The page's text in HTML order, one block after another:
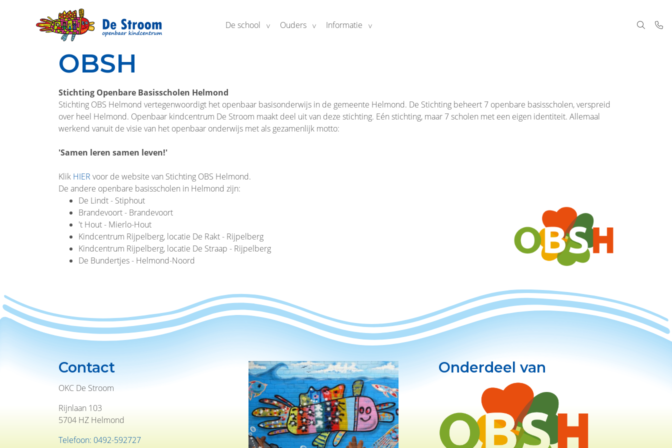
De school Ouders Informatie
OBSH
Stichting Openbare Basisscholen Helmond
Stichting OBS Helmond vertegenwoordigt het openbaar basisonderwijs in de gemeente Helmond. De Stichting beheert 7 openbare basisscholen, verspreid
over heel Helmond. Openbaar kindcentrum De Stroom maakt deel uit van deze stichting. Eén stichting, maar 7 scholen met een eigen identiteit. Allemaal
werkend vanuit de visie van het openbaar onderwijs met als gezamenlijk motto:
'Samen leren samen leven!'
Klik HIER voor de website van Stichting OBS Helmond.
De andere openbare basisscholen in Helmond zijn:
De Lindt - Stiphout
Brandevoort - Brandevoort
't Hout - Mierlo-Hout
Kindcentrum Rijpelberg, locatie De Rakt - Rijpelberg
Kindcentrum Rijpelberg, locatie De Straap - Rijpelberg
De Bundertjes - Helmond-Noord
Contact
OKC De Stroom
Rijnlaan 103
5704 HZ Helmond
Telefoon: 0492-592727
Onderdeel van